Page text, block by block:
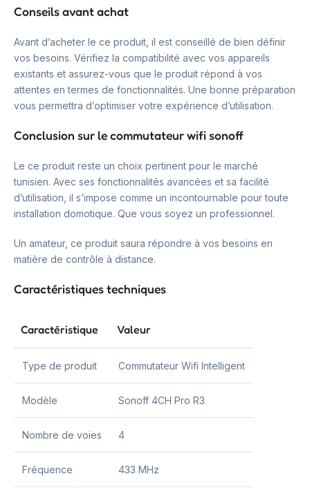
Conseils avant achat
Avant d’acheter le ce produit, il est conseillé de bien définir
vos besoins. Vérifiez la compatibilité avec vos appareils
existants et assurez-vous que le produit répond à vos
attentes en termes de fonctionnalités. Une bonne préparation
vous permettra d’optimiser votre expérience d’utilisation.
Conclusion sur le commutateur wifi sonoff
Le ce produit reste un choix pertinent pour le marché
tunisien. Avec ses fonctionnalités avancées et sa facilité
d’utilisation, il s’impose comme un incontournable pour toute
installation domotique. Que vous soyez un professionnel.
Un amateur, ce produit saura répondre à vos besoins en
matière de contrôle à distance.
Caractéristiques techniques
Caractéristique Valeur
Type de produit Commutateur Wifi Intelligent
Modèle Sonoff 4CH Pro R3
Nombre de voies 4
Fréquence 433 MHz